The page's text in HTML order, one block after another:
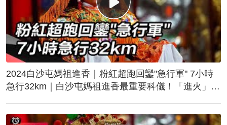
2024白沙屯媽祖進香｜粉紅超跑回鑾"急行軍" 7小時
急行32km｜白沙屯媽祖進香最重要科儀！「進火」儀